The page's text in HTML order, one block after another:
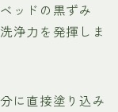
ッドの黒ずみ
浄力を発揮しま
に直接塗り込み